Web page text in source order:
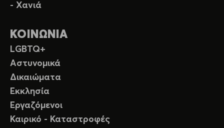
- Χανιά
ΚΟΙΝΩΝΙΑ
LGBTQ+
Αστυνομικά
Δικαιώματα
Εκκλησία
Εργαζόμενοι
Καιρικό - Καταστροφές